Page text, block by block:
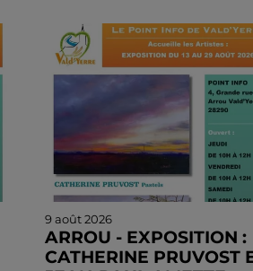
9 août 2026
ARROU - EXPOSITION :
CATHERINE PRUVOST